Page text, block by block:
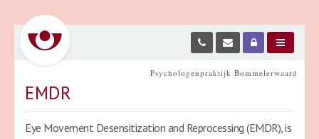
Psychologenpraktijk Bommelerwaard
EMDR
Eye Movement Desensitization and Reprocessing (EMDR), is